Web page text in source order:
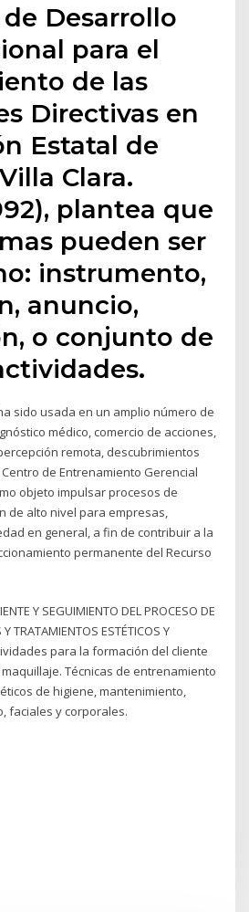
Desarrollo
para el
de las
Directivas en
Estatal de
Clara.
plantea que
pueden ser
instrumento,
anuncio,
o conjunto de
sido usada en un amplio número de
médico, comercio de acciones,
remota, descubrimientos
de Entrenamiento Gerencial
objeto impulsar procesos de
de alto nivel para empresas,
en general, a fin de contribuir a la
permanente del Recurso
Y SEGUIMIENTO DEL PROCESO DE
TRATAMIENTOS ESTÉTICOS Y
para la formación del cliente
Técnicas de entrenamiento
de higiene, mantenimiento,
faciales y corporales.